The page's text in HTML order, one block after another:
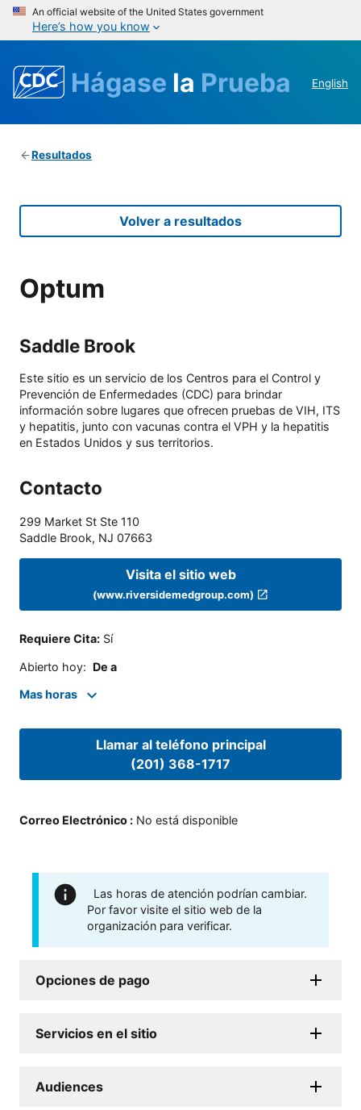
An official website of the United States government
Here’s how you know
Hágase la Prueba English
Resultados
Volver a resultados
Optum
Saddle Brook
Este sitio es un servicio de los Centros para el Control y
Prevención de Enfermedades (CDC) para brindar
información sobre lugares que ofrecen pruebas de VIH, ITS
y hepatitis, junto con vacunas contra el VPH y la hepatitis
en Estados Unidos y sus territorios.
Contacto
299 Market St Ste 110
Saddle Brook, NJ 07663
Visita el sitio web
(www.riversidemedgroup.com)
Requiere Cita: Sí
Abierto hoy: De a
Mas horas
Llamar al teléfono principal
(201) 368-1717
Correo Electrónico : No está disponible
Las horas de atención podrían cambiar.
Por favor visite el sitio web de la
organización para verificar.
Opciones de pago
Servicios en el sitio
Audiences